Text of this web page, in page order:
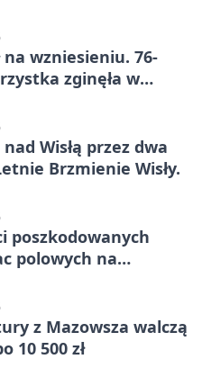
na wzniesieniu. 76-
zginęła w
nad Wisłą przez dwa
Brzmienie Wisły.
poszkodowanych
polowych na
z Mazowsza walczą
10 500 zł